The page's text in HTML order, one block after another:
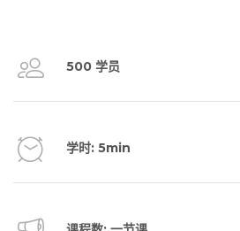
500 学员
学时: 5min